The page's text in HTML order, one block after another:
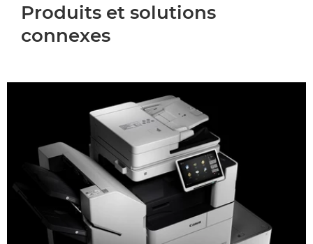
Produits et solutions
connexes